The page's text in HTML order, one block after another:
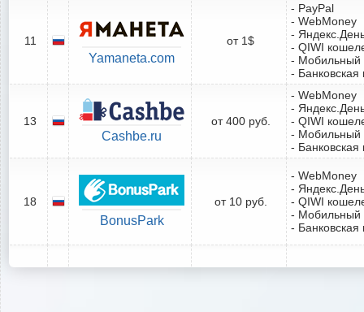
11
Yamaneta.com
от 1$
- PayPal
- WebMoney
-
- QIWI
- Мобильный
- Банковская
13
Cashbe.ru
от 400 руб.
- WebMoney
-
- QIWI
- Мобильный
- Банковская
18
BonusPark
от 10 руб.
- WebMoney
-
- QIWI
- Мобильный
- Банковская